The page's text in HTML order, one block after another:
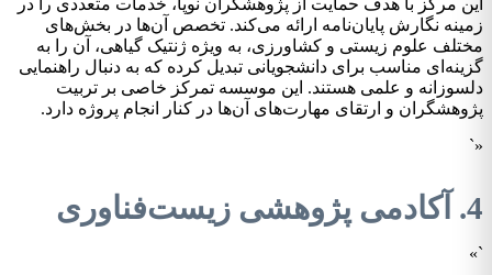
این مرکز با هدف حمایت از پژوهشگران نوپا، خدمات متعددی را در
زمینه نگارش پایان‌نامه ارائه می‌کند. تخصص آن‌ها در بخش‌های
مختلف علوم زیستی و کشاورزی، به ویژه ژنتیک گیاهی، آن را به
گزینه‌ای مناسب برای دانشجویانی تبدیل کرده که به دنبال راهنمایی
دلسوزانه و علمی هستند. این موسسه تمرکز خاصی بر تربیت
پژوهشگران و ارتقای مهارت‌های آن‌ها در کنار انجام پروژه دارد.
«`
4. آکادمی پژوهشی زیست‌فناوری
`»